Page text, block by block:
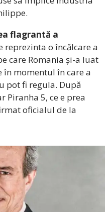
flagrantă a
reprezinta o încălcare a
care Romania și-a luat
în momentul în care a
pot fi regula. După
Piranha 5, ce e prea
oficialul de la